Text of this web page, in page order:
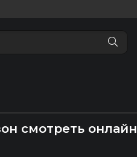
смотреть онлайн